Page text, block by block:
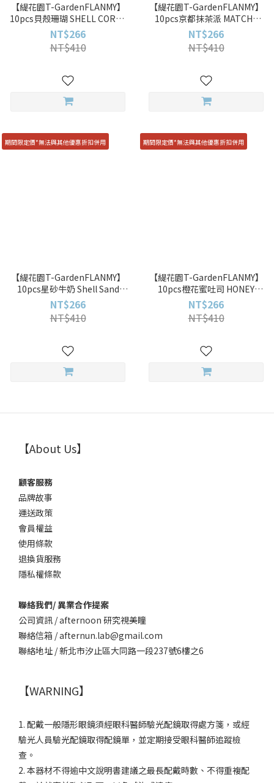
【緹花園T-GardenFLANMY】
10pcs貝殼珊瑚 SHELL CORAL
GREIGE彩色日拋
NT$266
NT$410
【緹花園T-GardenFLANMY】
10pcs京都抹茶派 MATCHA
TART彩色日拋
NT$266
NT$410
期間限定價*無法與其他優惠折扣併用
【緹花園T-GardenFLANMY】
10pcs星砂牛奶 Shell Sand
Milk彩色日拋
NT$266
NT$410
期間限定價*無法與其他優惠折扣併用
【緹花園T-GardenFLANMY】
10pcs橙花蜜吐司 HONEY
TOAST彩色日拋
NT$266
NT$410
【About Us】
顧客服務
品牌故事
運送政策
會員權益
使用條款
退換貨服務
隱私權條款
聯絡我們/ 異業合作提案
公司資訊 / afternoon 研究視美瞳
聯絡信箱 / afternun.lab@gmail.com
聯絡地址 / 新北市汐止區大同路一段237號6樓之6
【WARNING】
1. 配戴一般隱形眼鏡須經眼科醫師驗光配鏡取得處方箋，或經
驗光人員驗光配鏡取得配鏡單，並定期接受眼科醫師追蹤檢
查。
2. 本器材不得逾中文說明書建議之最長配戴時數、不得重複配